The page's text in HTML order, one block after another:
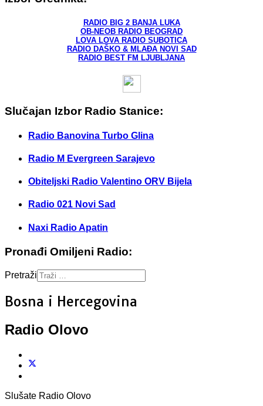
RADIO BIG 2 BANJA LUKA
OB-NEOB RADIO BEOGRAD
LOVA LOVA RADIO SUBOTICA
RADIO DAŠKO & MLAĐA NOVI SAD
RADIO BEST FM LJUBLJANA
Slučajan Izbor Radio Stanice:
Radio Banovina Turbo Glina
Radio M Evergreen Sarajevo
Obiteljski Radio Valentino ORV Bijela
Radio 021 Novi Sad
Naxi Radio Apatin
Pronađi Omiljeni Radio:
Pretraži
Bosna i Hercegovina
Radio Olovo
Slušate Radio Olovo